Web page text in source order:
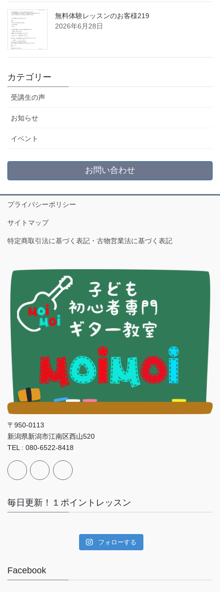
無料体験レッスンのお客様219
2026年6月28日
カテゴリー
受講生の声
お知らせ
イベント
お問い合わせ
プライバシーポリシー
サイトマップ
特定商取引法に基づく表記・古物営業法に基づく表記
〒950-0113
新潟県新潟市江南区西山520
TEL : 080-6522-8418
毎日更新！１ポイントレッスン
フォローする
Facebook